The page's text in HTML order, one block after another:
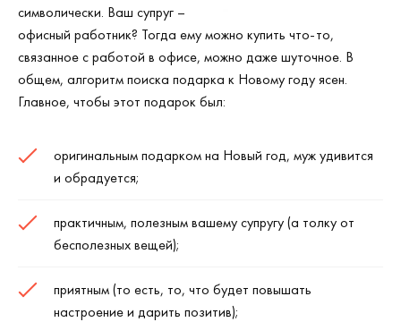
символически. Ваш супруг –
офисный работник? Тогда ему можно купить что-то,
связанное с работой в офисе, можно даже шуточное. В
общем, алгоритм поиска подарка к Новому году ясен.
Главное, чтобы этот подарок был:
оригинальным подарком на Новый год, муж удивится
и обрадуется;
практичным, полезным вашему супругу (а толку от
бесполезных вещей);
приятным (то есть, то, что будет повышать
настроение и дарить позитив);